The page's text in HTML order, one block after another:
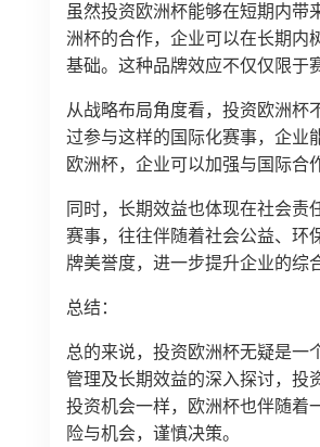
虽然投资欧洲杯能够在短期内带
洲杯的合作，企业可以在长期内
基础。这种品牌效应不仅仅限于
从战略布局角度看，投资欧洲杯
过参与这样的国际化赛事，企业
欧洲杯，企业可以加强与国际合
同时，长期效益也体现在社会
赛事，往往伴随着社会公益、环
牌美誉度，进一步提升企业的综
总结：
总的来说，投资欧洲杯无疑是一
管理及长期效益的深入探讨，投
投资机会一样，欧洲杯也伴随着
险与机会，谨慎决策。